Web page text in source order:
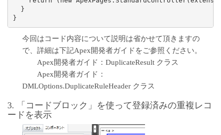
  }
}
今回はコード内容について説明は省かせて頂きますの
で、詳細は下記Apex開発者ガイドをご参照ください。
Apex開発者ガイド： DuplicateResult クラス
Apex開発者ガイド：
DMLOptions.DuplicateRuleHeader クラス
3. 「コードブロック」を使って登録済みの重複レコ
ードを表示